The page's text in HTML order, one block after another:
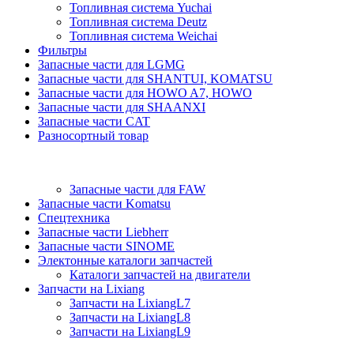
Топливная система Yuchai
Топливная система Deutz
Топливная система Weichai
Фильтры
Запасные части для LGMG
Запасные части для SHANTUI, KOMATSU
Запасные части для HOWO A7, HOWO
Запасные части для SHAANXI
Запасные части CAT
Разносортный товар
Запасные части для FAW
Запасные части Komatsu
Спецтехника
Запасные части Liebherr
Запасные части SINOME
Электонные каталоги запчастей
Каталоги запчастей на двигатели
Запчасти на Lixiang
Запчасти на LixiangL7
Запчасти на LixiangL8
Запчасти на LixiangL9